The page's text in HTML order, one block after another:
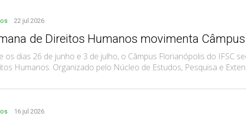
22 jul 2026
de Direitos Humanos movimenta
os dias 26 de junho e 3 de julho, o Câmpus Florianópolis do IFSC
Humanos. Organizado pelo Núcleo de Estudos, Pesquisa e
16 jul 2026